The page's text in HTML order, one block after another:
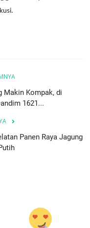
Makin Kompak, di
1621...
Panen Raya Jagung